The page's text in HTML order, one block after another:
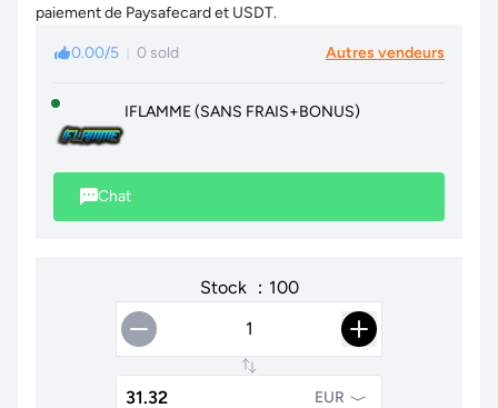
paiement de Paysafecard et USDT.
0.00/5 0 sold Autres vendeurs
IFLAMME (SANS FRAIS+BONUS)
Chat
Stock ：100
EUR